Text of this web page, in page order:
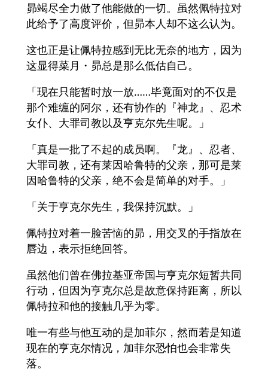
昴竭尽全力做了他能做的一切。虽然佩特拉对
此给予了高度评价，但昴本人却不这么认为。
这也正是让佩特拉感到无比无奈的地方，因为
这显得菜月・昴总是那么低估自己。
「现在只能暂时放一放……毕竟面对的不仅是
那个难缠的阿尔，还有协作的『神龙』、忍术
女仆、大罪司教以及亨克尔先生呢。」
「真是一批了不起的成员啊。『龙』、忍者、
大罪司教，还有莱因哈鲁特的父亲，那可是莱
因哈鲁特的父亲，绝不会是简单的对手。」
「关于亨克尔先生，我保持沉默。」
佩特拉对着一脸苦恼的昴，用交叉的手指放在
唇边，表示拒绝回答。
虽然他们曾在佛拉基亚帝国与亨克尔短暂共同
行动，但因为亨克尔总是故意保持距离，所以
佩特拉和他的接触几乎为零。
唯一有些与他互动的是加菲尔，然而若是知道
现在的亨克尔情况，加菲尔恐怕也会非常失
落。